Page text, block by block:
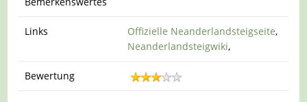
Links Offizielle Neanderlandsteigseite,
Neanderlandsteigwiki,
Bewertung